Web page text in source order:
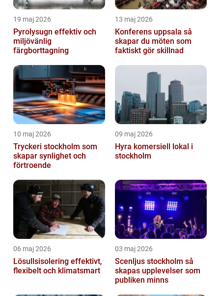
19 maj 2026
Pyrolysugn effektiv och
miljövänlig
färgborttagning
13 maj 2026
Konferens uppsala så
skapar du möten som
faktiskt gör skillnad
10 maj 2026
Tryckeri stockholm som
skapar synlighet och
förtroende
09 maj 2026
Hyra komersiell lokal i
stockholm
06 maj 2026
Lösullsisolering effektivt,
flexibelt och klimatsmart
03 maj 2026
Scenljus stockholm så
skapas upplevelser som
publiken minns